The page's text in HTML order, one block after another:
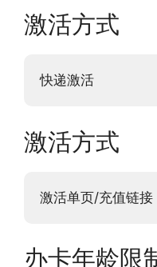
激活方式
快递激活
激活方式
激活单页/充值链
办卡年龄限